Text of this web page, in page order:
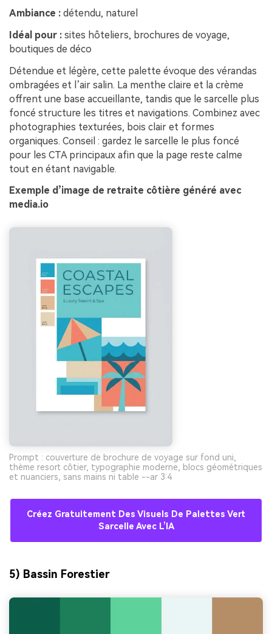
Ambiance : détendu, naturel
Idéal pour : sites hôteliers, brochures de voyage,
boutiques de déco
Détendue et légère, cette palette évoque des vérandas
ombragées et l’air salin. La menthe claire et la crème
offrent une base accueillante, tandis que le sarcelle plus
foncé structure les titres et navigations. Combinez avec
photographies texturées, bois clair et formes
organiques. Conseil : gardez le sarcelle le plus foncé
pour les CTA principaux afin que la page reste calme
tout en étant navigable.
Exemple d’image de retraite côtière généré avec
media.io
Prompt : couverture de brochure de voyage sur fond uni,
thème resort côtier, typographie moderne, blocs géométriques
et nuanciers, sans mains ni table --ar 3:4
Créez Gratuitement Des Visuels De Palettes Vert
Sarcelle Avec L’IA
5) Bassin Forestier